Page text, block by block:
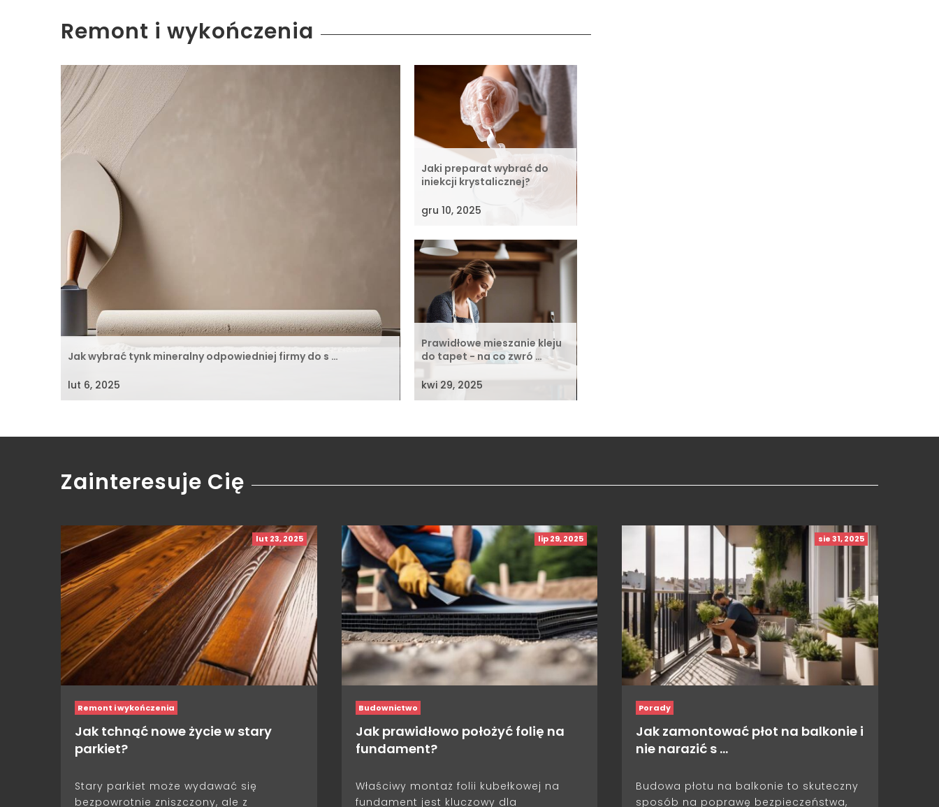
Remont i wykończenia
Jak wybrać tynk mineralny odpowiedniej firmy do s …
lut 6, 2025
Jaki preparat wybrać do
iniekcji krystalicznej?
gru 10, 2025
Prawidłowe mieszanie kleju
do tapet - na co zwró …
kwi 29, 2025
Zainteresuje Cię
lut 23, 2025
Remont i wykończenia
Jak tchnąć nowe życie w stary
parkiet?
Stary parkiet może wydawać się
bezpowrotnie zniszczony, ale z
lip 29, 2025
Budownictwo
Jak prawidłowo położyć folię na
fundament?
Właściwy montaż folii kubełkowej na
fundament jest kluczowy dla
sie 31, 2025
Porady
Jak zamontować płot na balkonie i
nie narazić s …
Budowa płotu na balkonie to skuteczny
sposób na poprawę bezpieczeństwa,